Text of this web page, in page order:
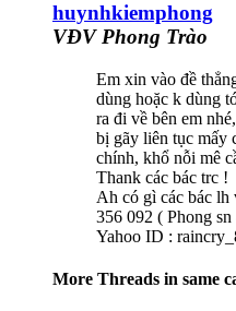
huynhkiemphong
VĐV Phong Trào
Em xin vào đề
dùng hoặc k dùng
ra đi về bên em
bị gãy liên tục mấy
chính, khổ nỗi mê
Thank các bác trc !
Ah có gì các bác lh
356 092 ( Phong sn
Yahoo ID :
More Threads in same